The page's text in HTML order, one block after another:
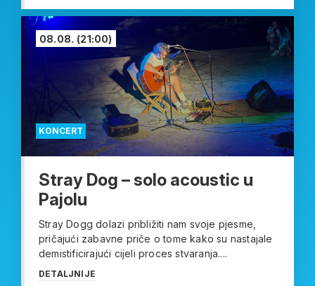
KONCERT
08.08. (21:00)
Stray Dog – solo acoustic u
Pajolu
Stray Dogg dolazi približiti nam svoje pjesme,
pričajući zabavne priče o tome kako su nastajale
demistificirajući cijeli proces stvaranja....
DETALJNIJE